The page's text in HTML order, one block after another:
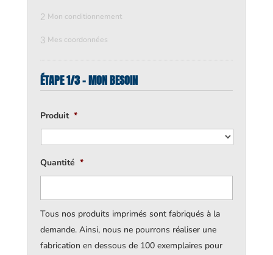
2 Mon conditionnement
3 Mes coordonnées
ÉTAPE 1/3 - MON BESOIN
Produit *
Quantité *
Tous nos produits imprimés sont fabriqués à la
demande. Ainsi, nous ne pourrons réaliser une
fabrication en dessous de 100 exemplaires pour